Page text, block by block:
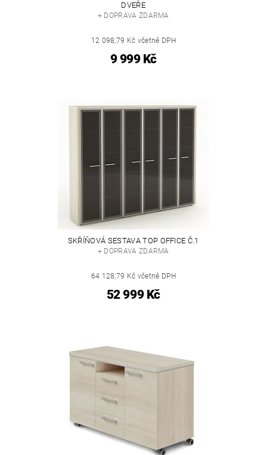
DVEŘE
+ DOPRAVA ZDARMA
12 098,79 Kč včetně DPH
9 999 Kč
SKŘÍŇOVÁ SESTAVA TOP OFFICE Č.1
+ DOPRAVA ZDARMA
64 128,79 Kč včetně DPH
52 999 Kč